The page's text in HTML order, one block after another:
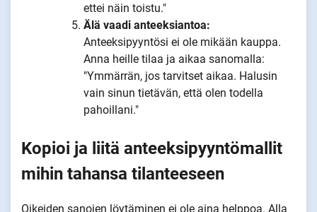
ettei näin toistu."
Älä vaadi anteeksiantoa:
Anteeksipyyntösi ei ole mikään kauppa.
Anna heille tilaa ja aikaa sanomalla:
"Ymmärrän, jos tarvitset aikaa. Halusin
vain sinun tietävän, että olen todella
pahoillani."
Kopioi ja liitä anteeksipyyntömallit
mihin tahansa tilanteeseen
Oikeiden sanojen löytäminen ei ole aina helppoa. Alla